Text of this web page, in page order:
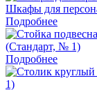
Шкафы для
Подробнее
(Стандарт, № 1)
Подробнее